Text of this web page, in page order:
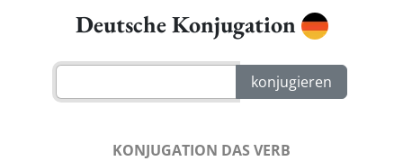
Deutsche Konjugation
KONJUGATION DAS VERB